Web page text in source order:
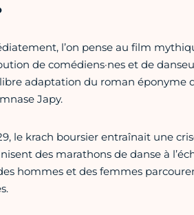
l’on pense au film
de comédiens·nes et de
adaptation du roman éponyme
Japy.
le krach boursier entraînait une
des marathons de danse à
hommes et des femmes